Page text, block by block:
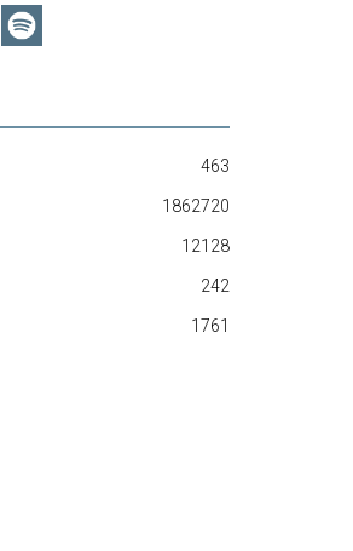
463
1862720
12128
242
1761